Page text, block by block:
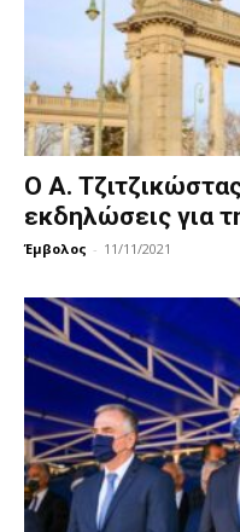
Ο Α.
εκδηλώσεις για
Έμβολος - 11/11/2021